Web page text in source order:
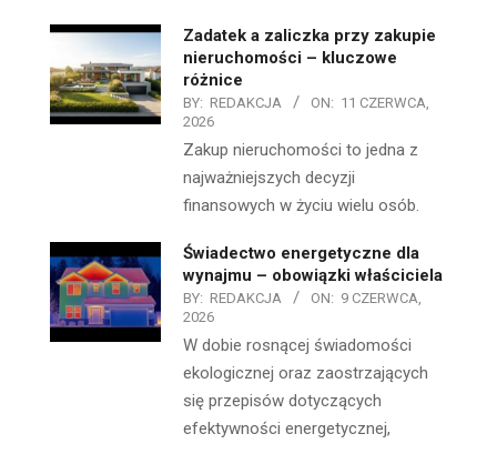
Zadatek a zaliczka przy zakupie
nieruchomości – kluczowe
różnice
BY: REDAKCJA ON: 11 CZERWCA,
2026
Zakup nieruchomości to jedna z
najważniejszych decyzji
finansowych w życiu wielu osób.
Świadectwo energetyczne dla
wynajmu – obowiązki właściciela
BY: REDAKCJA ON: 9 CZERWCA,
2026
W dobie rosnącej świadomości
ekologicznej oraz zaostrzających
się przepisów dotyczących
efektywności energetycznej,